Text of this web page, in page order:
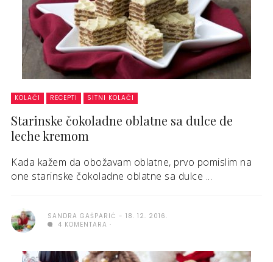
KOLAČI RECEPTI SITNI KOLAČI
Starinske čokoladne oblatne sa dulce de
leche kremom
Kada kažem da obožavam oblatne, prvo pomislim na
one starinske čokoladne oblatne sa dulce ...
SANDRA GAŠPARIĆ
18. 12. 2016.
4 KOMENTARA